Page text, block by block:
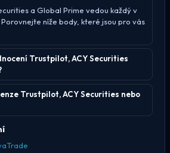
a Global Prime vedou každý v
níže body, které jsou pro vás
Trustpilot, ACY Securities
Trustpilot, ACY Securities nebo